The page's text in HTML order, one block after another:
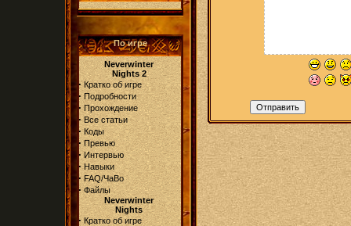
По игре
Neverwinter
Nights 2
· Кратко об игре
· Подробности
· Прохождение
· Все статьи
· Коды
· Превью
· Интервью
· Навыки
· FAQ/ЧаВо
· Файлы
Neverwinter
Nights
· Кратко об игре